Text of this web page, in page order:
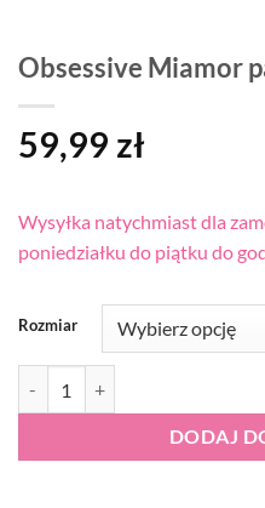
Obsessive Miamor
59,99 zł
Wysyłka natychmiast dla
poniedziałku do piątku do
Rozmiar
DODAJ